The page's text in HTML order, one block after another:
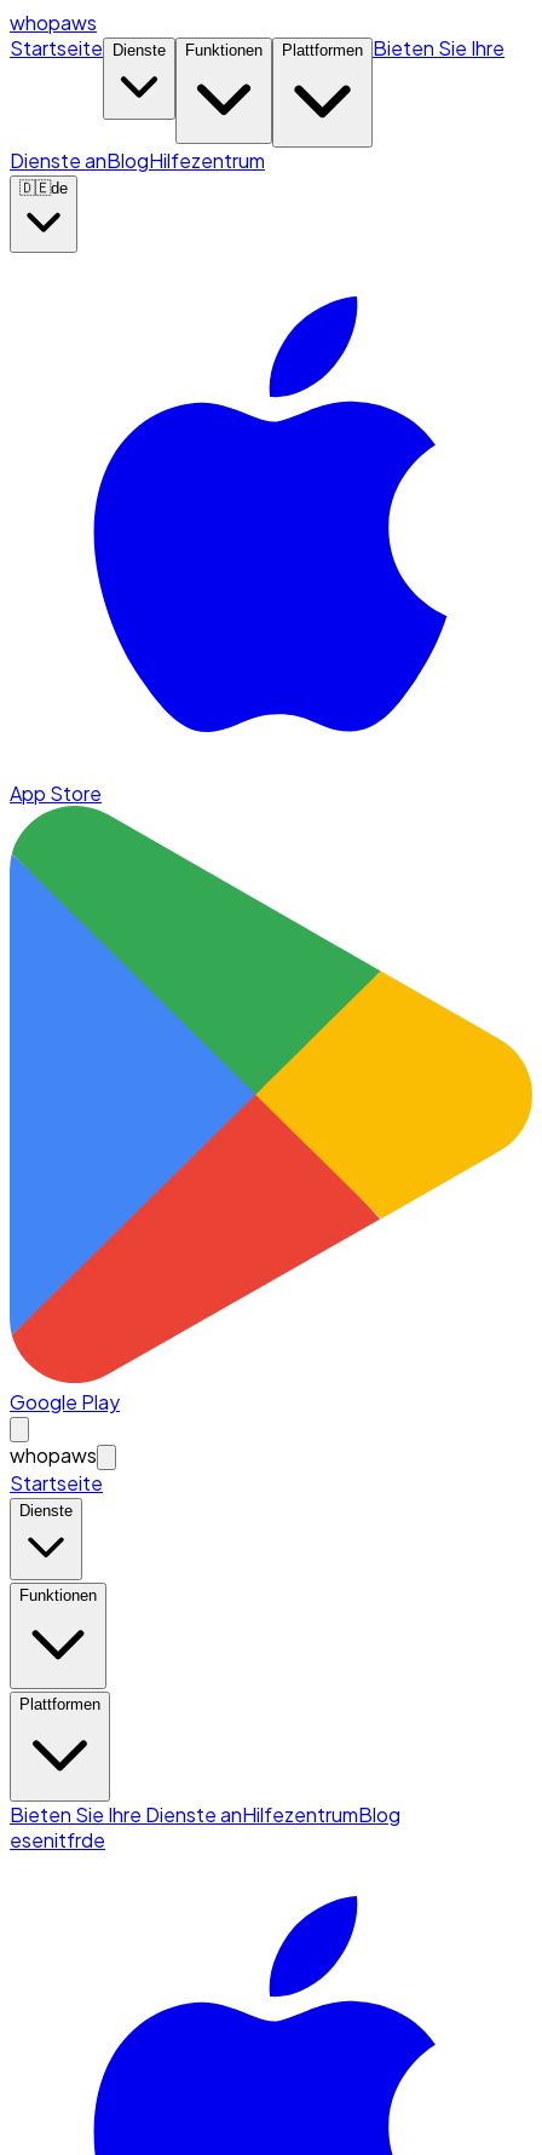
whopaws
Startseite
Dienste Funktionen Plattformen Bieten Sie Ihre
Dienste anBlogHilfezentrum
🇩🇪de
App Store
Google Play
whopaws
Startseite
Dienste
Funktionen
Plattformen
Bieten Sie Ihre Dienste anHilfezentrumBlog
esenitfrde